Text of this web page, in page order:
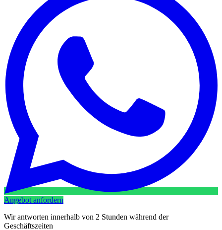
Angebot anfordern
Wir antworten innerhalb von 2 Stunden während der
Geschäftszeiten